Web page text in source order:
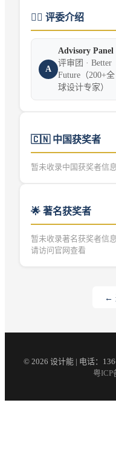
👨‍⚖️ 评委介绍
A
Advisory Panel
评审团 · Better
Future（200+全
球设计专家）
🇨🇳 中国获奖者
暂未收录中国获奖者信息
🌟 著名获奖者
暂未收录著名获奖者信息
请访问官网查看
←
© 2026 设计能 | 电话：
粤ICP